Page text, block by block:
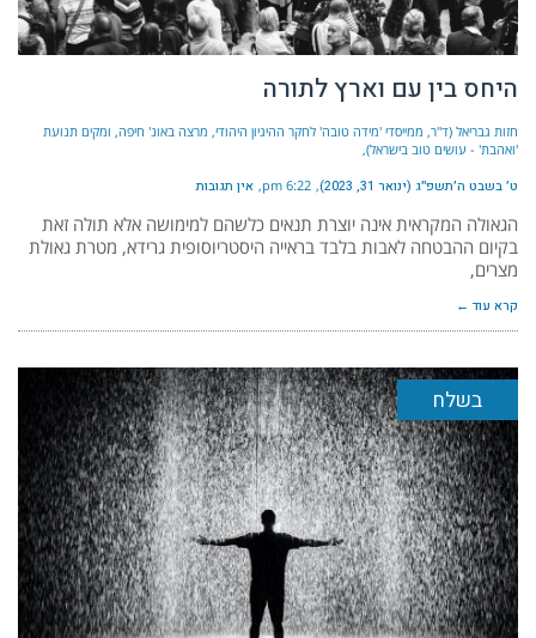
היחס בין עם וארץ לתורה
חזות גבריאל (ד"ר, ממייסדי 'מידה טובה' לחקר ההיגיון היהודי, מרצה באונ' חיפה, ומקים תנועת
'ואהבת' - עושים טוב בישראל)
ט׳ בשבט ה׳תשפ״ג (ינואר 31, 2023) 6:22 pm אין תגובות
הגאולה המקראית אינה יוצרת תנאים כלשהם למימושה אלא תולה זאת
בקיום ההבטחה לאבות בלבד בראייה היסטריוסופית גרידא, מטרת גאולת
מצרים,
קרא עוד ←
בשלח